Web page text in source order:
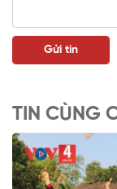
TIN CÙNG